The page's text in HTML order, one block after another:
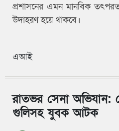
প্রশাসনের এমন মানবিক
উদাহরণ হয়ে থাকবে।
এআই
রাতভর সেনা অভিযান:
গুলিসহ যুবক আটক